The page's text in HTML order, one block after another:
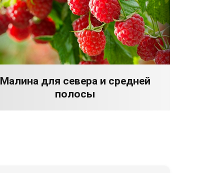
Малина для севера и средней
полосы